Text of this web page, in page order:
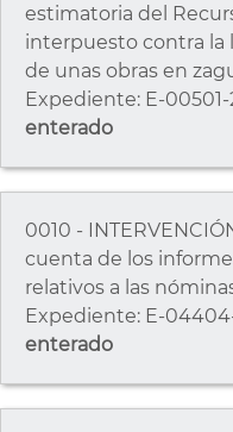
estimatoria del
interpuesto contra la
de unas obras en
Expediente: E-00501-
enterado
0010 -
cuenta de los
relativos a las
Expediente: E-
enterado